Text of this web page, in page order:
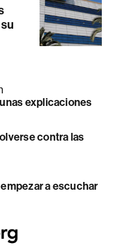
explicaciones
contra las
a escuchar